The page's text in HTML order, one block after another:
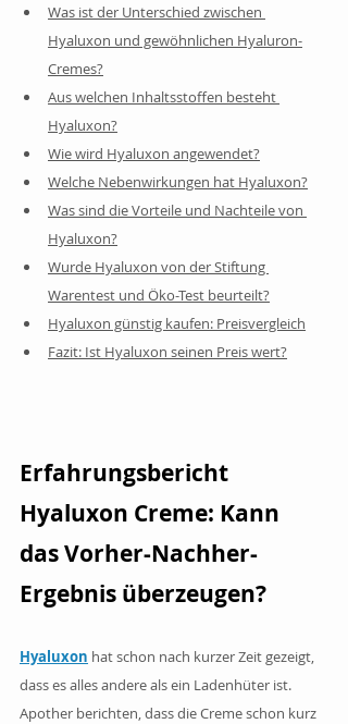
Was ist der Unterschied zwischen
Hyaluxon und gewöhnlichen Hyaluron-
Cremes?
Aus welchen Inhaltsstoffen besteht
Hyaluxon?
Wie wird Hyaluxon angewendet?
Welche Nebenwirkungen hat Hyaluxon?
Was sind die Vorteile und Nachteile von
Hyaluxon?
Wurde Hyaluxon von der Stiftung
Warentest und Öko-Test beurteilt?
Hyaluxon günstig kaufen: Preisvergleich
Fazit: Ist Hyaluxon seinen Preis wert?
Erfahrungsbericht
Hyaluxon Creme: Kann
das Vorher-Nachher-
Ergebnis überzeugen?
Hyaluxon hat schon nach kurzer Zeit gezeigt,
dass es alles andere als ein Ladenhüter ist.
Apother berichten, dass die Creme schon kurz